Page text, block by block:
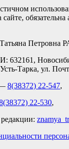
обязательна
Петровна
Тарка, ул.
8(38372) 22-547,
22-530,